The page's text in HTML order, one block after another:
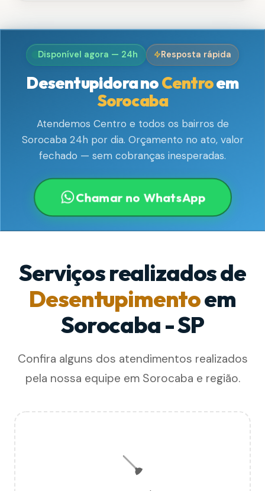
Disponível agora — 24h Resposta rápida
Desentupidora noCentroem
Sorocaba
Atendemos Centro e todos os bairros de
Sorocaba 24h por dia. Orçamento no ato, valor
fechado — sem cobranças inesperadas.
Chamar no WhatsApp
Serviços realizados de
Desentupimentoem
Sorocaba - SP
Confira alguns dos atendimentos realizados
pela nossa equipe em Sorocaba e região.
🪠